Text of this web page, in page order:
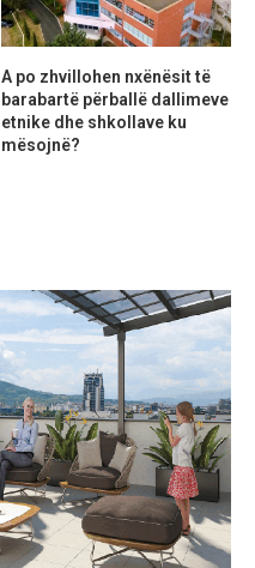
A po zhvillohen nxënësit të
barabartë përballë dallimeve
etnike dhe shkollave ku
mësojnë?